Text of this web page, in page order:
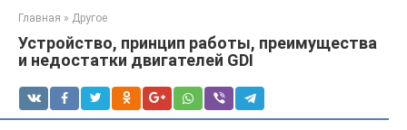
Главная » Другое
Устройство, принцип работы, преимущества
и недостатки двигателей GDI